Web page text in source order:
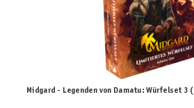
Midgard - Legenden von Damatu: Würfelset